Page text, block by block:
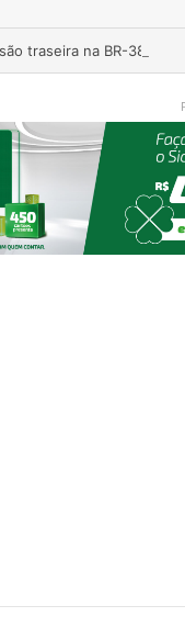
traseira na BR-386, em